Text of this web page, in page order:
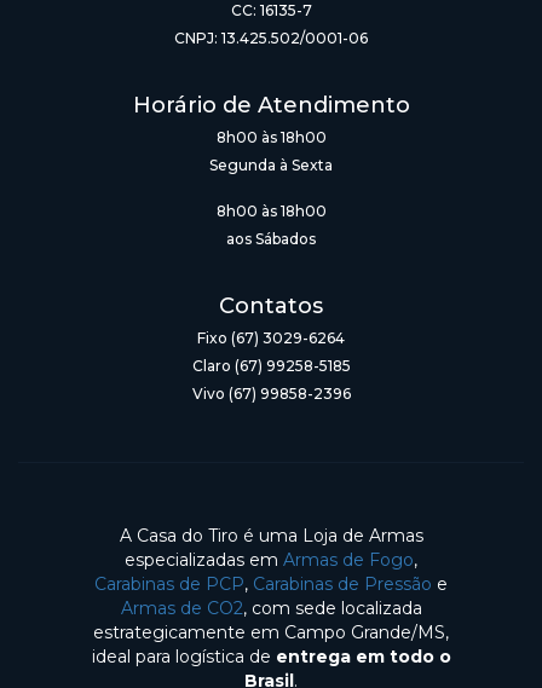
CC: 16135-7
CNPJ: 13.425.502/0001-06
Horário de Atendimento
8h00 às 18h00
Segunda à Sexta
8h00 às 18h00
aos Sábados
Contatos
Fixo (67) 3029-6264
Claro (67) 99258-5185
Vivo (67) 99858-2396
A Casa do Tiro é uma Loja de Armas
especializadas em Armas de Fogo,
Carabinas de PCP, Carabinas de Pressão e
Armas de CO2, com sede localizada
estrategicamente em Campo Grande/MS,
ideal para logística de entrega em todo o
Brasil.